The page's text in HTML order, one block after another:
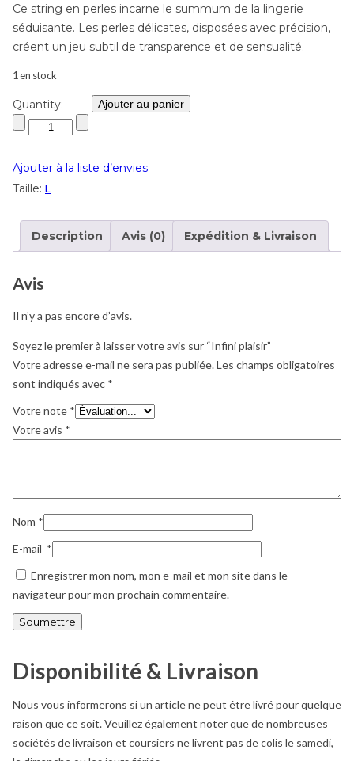
Ce string en perles incarne le summum de la lingerie
séduisante. Les perles délicates, disposées avec précision,
créent un jeu subtil de transparence et de sensualité.
1 en stock
Quantity: Ajouter au panier
Ajouter à la liste d’envies
Taille: L
Description Avis (0) Expédition & Livraison
Avis
Il n’y a pas encore d’avis.
Soyez le premier à laisser votre avis sur “Infini plaisir”
Votre adresse e-mail ne sera pas publiée.Les champs obligatoires
sont indiqués avec *
Votre note *
Votre avis *
Nom *
E-mail *
Enregistrer mon nom, mon e-mail et mon site dans le
navigateur pour mon prochain commentaire.
Disponibilité & Livraison
Nous vous informerons si un article ne peut être livré pour quelque
raison que ce soit. Veuillez également noter que de nombreuses
sociétés de livraison et coursiers ne livrent pas de colis le samedi,